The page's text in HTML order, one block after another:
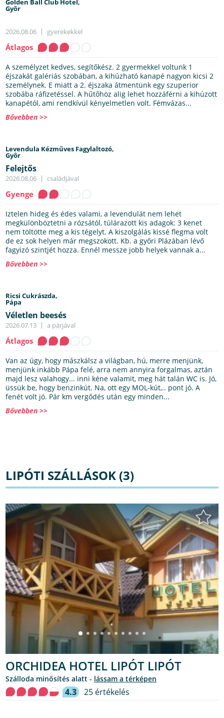
Gyôr
2026.08.06 gyerekekkel
Átlagos
A személyzet kedves, segítőkész. 2 gyermekkel voltunk 1
éjszakát galériás szobában, a kihúzható kanapé nagyon kicsi 2
személynek. E miatt a 2. éjszaka átmentünk egy szuperior
szobába ráfizetéssel. A hűtőhöz alig lehet hozzáférni a kihúzott
kanapétól, ami rendkívül kényelmetlen volt. Fémvázas...
Bővebben >>
Levendula Kézműves Fagylaltozó,
Gyôr
Felejtős
2026.08.06 családjával
Gyenge
Iztelen hideg és édes valami, a levendulát nem lehet
megkülönböztetni a rózsától, túlárazott kis adagok: 3 kenet
nem töltötte meg a kis tégelyt. A kiszolgálás kissé flegma volt
de ez sok helyen már megszokott. Kb. a győri Plázában lévő
fagyizó szintjét hozza. Ennél messze jobb helyek vannak a...
Bővebben >>
Ricsi Cukrászda,
Pápa
Véletlen beesés
2026.07.13 a párjával
Átlagos
Van az úgy, hogy mászkálsz a világban, hú, merre menjünk,
menjünk inkább Pápa felé, arra nem annyira forgalmas, aztán
majd lesz valahogy... inni kéne valamit, meg hát talán WC is. Jó,
üssük be, hogy benzinkút. Na, ott egy MOL-kút,.. pont jó. A
fenét volt jó. Pár km vergődés után egy minden...
Bővebben >>
LIPÓTI SZÁLLÁSOK (3)
ORCHIDEA HOTEL LIPÓT LIPÓT
Szálloda minősítés alatt - lássam a térképen
4.3 25 értékelés